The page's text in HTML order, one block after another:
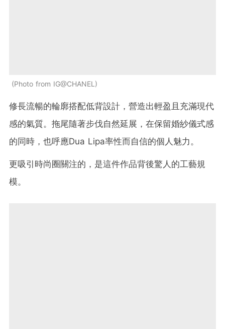
Photo from IG@CHANEL
修長流暢的輪廓搭配低背設計，營造出輕盈且充滿現代
感的氣質。拖尾隨著步伐自然延展，在保留婚紗儀式感
的同時，也呼應Dua Lipa率性而自信的個人魅力。
更吸引時尚圈關注的，是這件作品背後驚人的工藝規
模。